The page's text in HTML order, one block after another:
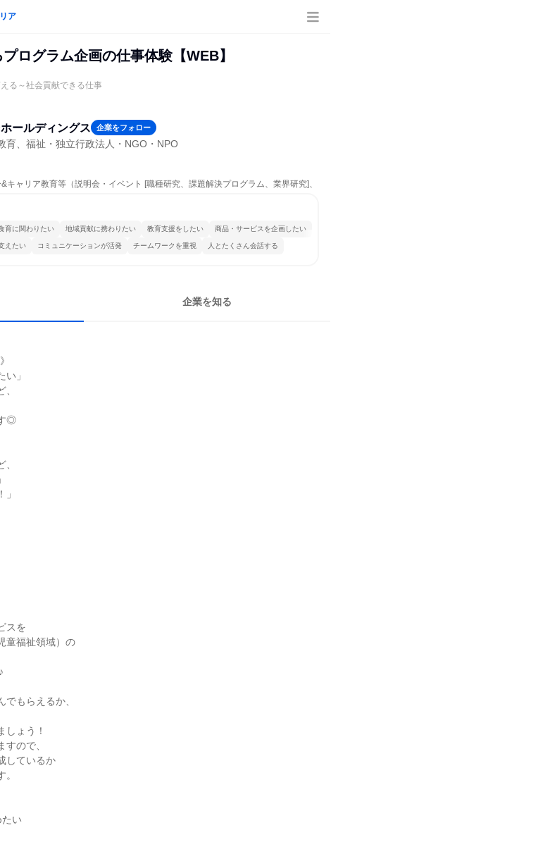
ア
ログラム企画の仕事体験【WEB】
る～社会貢献できる仕事
ールディングス 企業をフォロー
育、福祉・独立行政法人・NGO・NPO
キャリア教育等（説明会・イベント [職種研究、課題解決プログラム、業界研究]、
育に関わりたい 地域貢献に携わりたい 教育支援をしたい 商品・サービスを企画したい
えたい コミュニケーションが活発 チームワークを重視 人とたくさん会話する
企業を知る
」
◎
スを
童福祉領域）の
もらえるか、
しょう！
ので、
しているか
い